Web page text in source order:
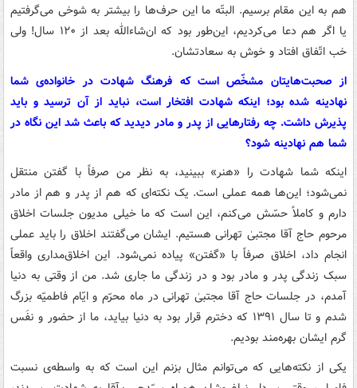
هم به این مقام برسیم. البتّه ما این حرف‌ها را بیشتر به شوخی می‌گرفتیم
یا اگر هم دعا می‌کردیم، این‌طور بود که ان‌شاءالله بعد از ۱۲۰ سال! ولی
خب اتّفاق افتاد و خوش به سعادتشان.
از صحبت‌هایتان مشخّص است که فرهنگ شهادت در خانواده‌ی شما
نهادینه شده بود؛ اینکه شهادت افتخار است، نباید از آن ترسید و باید
پذیرش داشت. چه رفتارهایی از پدر و مادر دیدید که باعث شد این نگاه در
شما هم نهادینه شود؟
اینکه شما شهادت را «هنر» ببینید، به نظر من صرفاً با گفتن منتقل
نمی‌شود؛ این‌ها همه عملی است. یک نکته‌ای که هم از پدر و هم از مادر
دارم و کاملاً حسّش می‌کنم، این است که ما خیلی مدیون جلسات اخلاق
مرحوم حاج آقا مجتبیٰ تهرانی هستیم. ایشان می‌گفتند اخلاق را باید عملی
انجام داد، اخلاق صرفاً با «گفتن» پیاده نمی‌شود. این اخلاق‌مداری واقعاً
سبک زندگی پدر و مادر بود و در زندگی ما جاری شد. من از وقتی به دنیا
آمدم، در جلسات حاج آقا مجتبیٰ تهرانی در ماه محرّم و ایّام فاطمیّه بزرگ
شدم و تا سال ۱۳۹۱ که دخترم قرار بود به دنیا بیاید، ما از حضور و نفَس
گرم ایشان بهره‌مند بودیم.
یکی از نکته‌هایی که می‌توانم مثال بزنم این است که به واسطه‌ی نسبت